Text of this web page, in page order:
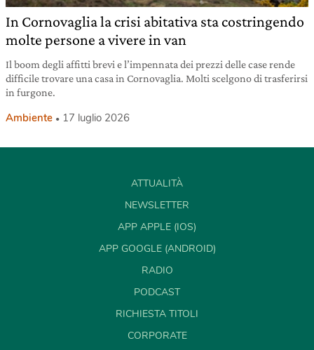
In Cornovaglia la crisi abitativa sta costringendo
molte persone a vivere in van
Il boom degli affitti brevi e l’impennata dei prezzi delle case rende
difficile trovare una casa in Cornovaglia. Molti scelgono di trasferirsi
in furgone.
Ambiente 17 luglio 2026
ATTUALITÀ
NEWSLETTER
APP APPLE (IOS)
APP GOOGLE (ANDROID)
RADIO
PODCAST
RICHIESTA TITOLI
CORPORATE